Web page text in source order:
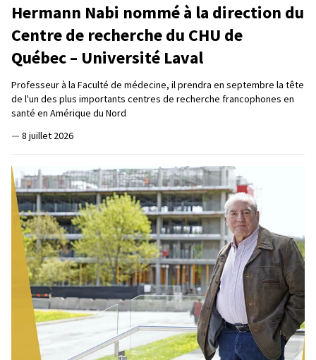
Hermann Nabi nommé à la direction du
Centre de recherche du CHU de
Québec – Université Laval
Professeur à la Faculté de médecine, il prendra en septembre la tête
de l'un des plus importants centres de recherche francophones en
santé en Amérique du Nord
— 8 juillet 2026